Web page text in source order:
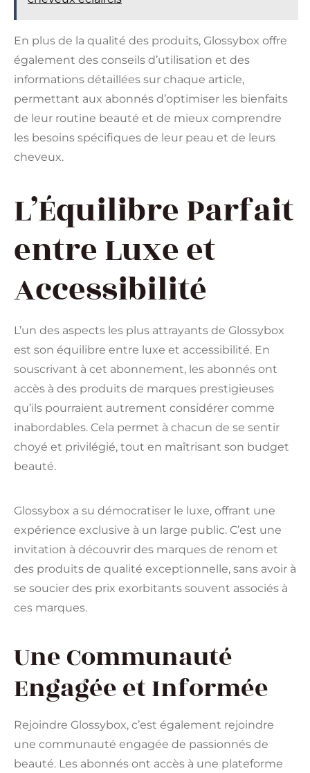
En plus de la qualité des produits, Glossybox offre
également des conseils d’utilisation et des
informations détaillées sur chaque article,
permettant aux abonnés d’optimiser les bienfaits
de leur routine beauté et de mieux comprendre
les besoins spécifiques de leur peau et de leurs
cheveux.
L’Équilibre Parfait
entre Luxe et
Accessibilité
L’un des aspects les plus attrayants de Glossybox
est son équilibre entre luxe et accessibilité. En
souscrivant à cet abonnement, les abonnés ont
accès à des produits de marques prestigieuses
qu’ils pourraient autrement considérer comme
inabordables. Cela permet à chacun de se sentir
choyé et privilégié, tout en maîtrisant son budget
beauté.
Glossybox a su démocratiser le luxe, offrant une
expérience exclusive à un large public. C’est une
invitation à découvrir des marques de renom et
des produits de qualité exceptionnelle, sans avoir à
se soucier des prix exorbitants souvent associés à
ces marques.
Une Communauté
Engagée et Informée
Rejoindre Glossybox, c’est également rejoindre
une communauté engagée de passionnés de
beauté. Les abonnés ont accès à une plateforme